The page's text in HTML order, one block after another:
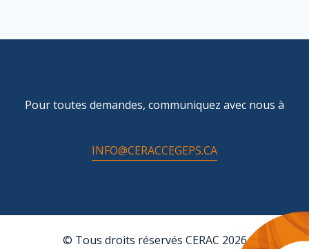
Pour toutes demandes, communiquez avec nous à
INFO@CERACCEGEPS.CA
© Tous droits réservés CERAC 2026